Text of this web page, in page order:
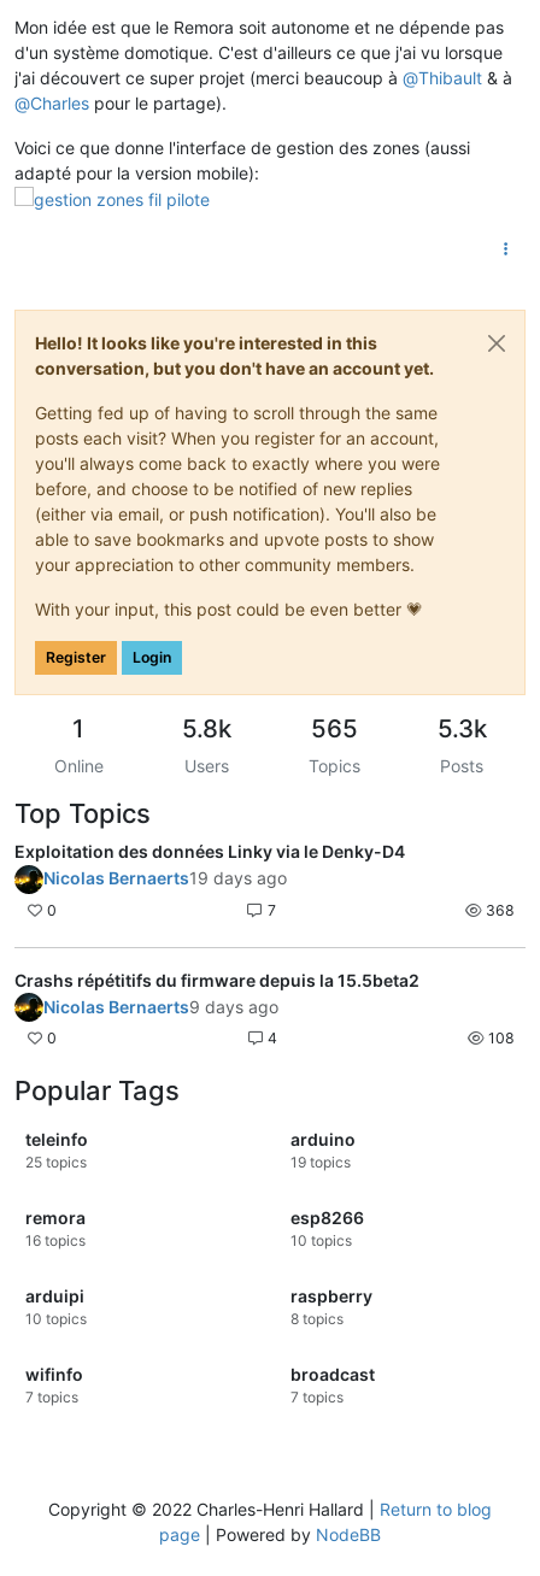
Mon idée est que le Remora soit autonome et ne dépende pas
d'un système domotique. C'est d'ailleurs ce que j'ai vu lorsque
j'ai découvert ce super projet (merci beaucoup à @Thibault & à
@Charles pour le partage).
Voici ce que donne l'interface de gestion des zones (aussi
adapté pour la version mobile):
Hello! It looks like you're interested in this
conversation, but you don't have an account yet.
Getting fed up of having to scroll through the same
posts each visit? When you register for an account,
you'll always come back to exactly where you were
before, and choose to be notified of new replies
(either via email, or push notification). You'll also be
able to save bookmarks and upvote posts to show
your appreciation to other community members.
With your input, this post could be even better 💗
Register Login
1
Online
5.8k
Users
565
Topics
5.3k
Posts
Top Topics
Exploitation des données Linky via le Denky-D4
Nicolas Bernaerts19 days ago
0 7 368
Crashs répétitifs du firmware depuis la 15.5beta2
Nicolas Bernaerts9 days ago
0 4 108
Popular Tags
teleinfo
25 topics
arduino
19 topics
remora
16 topics
esp8266
10 topics
arduipi
10 topics
raspberry
8 topics
wifinfo
7 topics
broadcast
7 topics
Copyright © 2022 Charles-Henri Hallard | Return to blog
page | Powered by NodeBB